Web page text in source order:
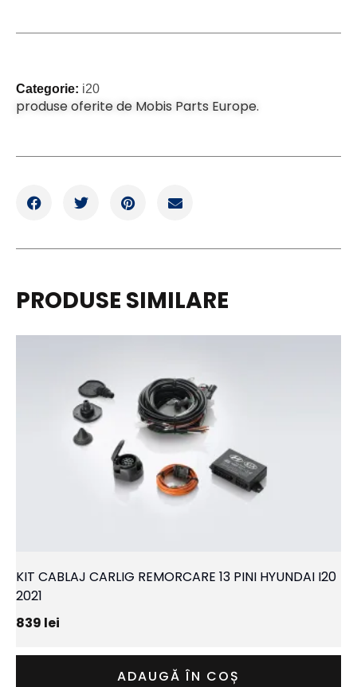
Categorie: i20
produse oferite de Mobis Parts Europe.
PRODUSE SIMILARE
KIT CABLAJ CARLIG REMORCARE 13 PINI HYUNDAI I20
2021
839 lei
ADAUGĂ ÎN COȘ